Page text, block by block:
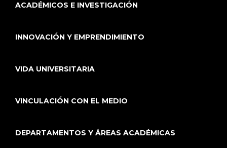
ACADÉMICOS E INVESTIGACIÓN
INNOVACIÓN Y EMPRENDIMIENTO
VIDA UNIVERSITARIA
VINCULACIÓN CON EL MEDIO
DEPARTAMENTOS Y ÁREAS ACADÉMICAS